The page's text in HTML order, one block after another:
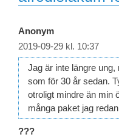
Anonym
2019-09-29 kl. 10:37
Jag är inte längre
som för 30 år sedan.
otroligt mindre än min
många paket jag
???